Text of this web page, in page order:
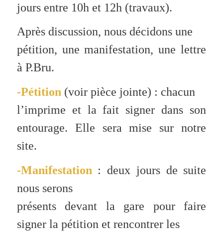
jours entre 10h et 12h (travaux).
Après discussion, nous décidons une
pétition, une manifestation, une lettre
à P.Bru.
-Pétition (voir pièce jointe) : chacun
l’imprime et la fait signer dans son
entourage. Elle sera mise sur notre
site.
-Manifestation : deux jours de suite
nous serons
présents devant la gare pour faire
signer la pétition et rencontrer les